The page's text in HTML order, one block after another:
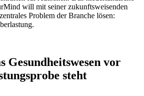
will mit seiner zukunftsweisenden
Problem der Branche lösen:
Gesundheitswesen vor
steht